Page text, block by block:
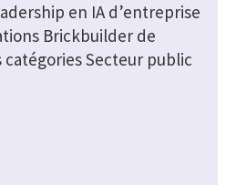
en IA d’entreprise
Brickbuilder de
catégories Secteur public